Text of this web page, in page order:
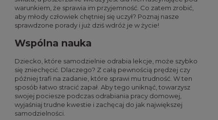
warunkiem, że sprawia im przyjemność. Co zatem zrobić,
aby młody człowiek chętniej się uczył? Poznaj nasze
sprawdzone porady i już dziś wdróż je w życie!
Wspólna nauka
Dziecko, które samodzielnie odrabia lekcje, może szybko
się zniechęcić. Dlaczego? Z całą pewnością prędzej czy
później trafi na zadanie, które sprawi mu trudność. W ten
sposób łatwo stracić zapał. Aby tego uniknąć, towarzysz
swojej pociesze podczas odrabiania pracy domowej,
wyjaśniaj trudne kwestie i zachęcaj do jak największej
samodzielności.